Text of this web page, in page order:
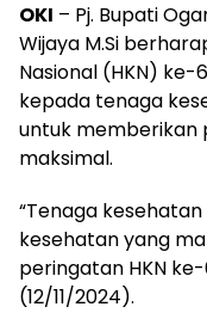
OKI – Pj. Bupati
Wijaya M.Si
Nasional (HKN)
kepada tenaga
untuk memberikan
maksimal.
“Tenaga
kesehatan yang
peringatan HKN
(12/11/2024).